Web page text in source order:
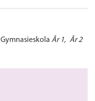
Gymnasieskola År 1 År 2